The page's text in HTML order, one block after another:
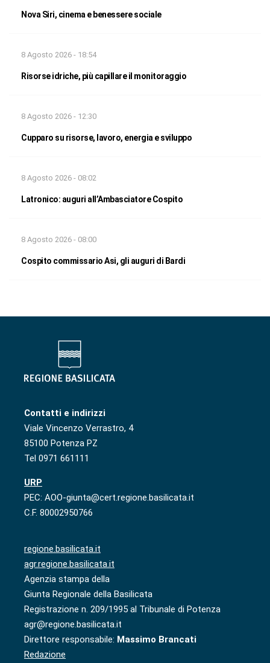
Nova Siri, cinema e benessere sociale
8 Agosto 2026 - 18:54
Risorse idriche, più capillare il monitoraggio
8 Agosto 2026 - 12:30
Cupparo su risorse, lavoro, energia e sviluppo
8 Agosto 2026 - 08:02
Latronico: auguri all’Ambasciatore Cospito
8 Agosto 2026 - 08:00
Cospito commissario Asi, gli auguri di Bardi
Contatti e indirizzi
Viale Vincenzo Verrastro, 4
85100 Potenza PZ
Tel 0971 661111
URP
PEC: AOO-giunta@cert.regione.basilicata.it
C.F. 80002950766
regione.basilicata.it
agr.regione.basilicata.it
Agenzia stampa della
Giunta Regionale della Basilicata
Registrazione n. 209/1995 al Tribunale di Potenza
agr@regione.basilicata.it
Direttore responsabile: Massimo Brancati
Redazione